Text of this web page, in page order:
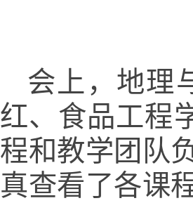
会上，地理
红、食品工程
程和教学团队
真查看了各课